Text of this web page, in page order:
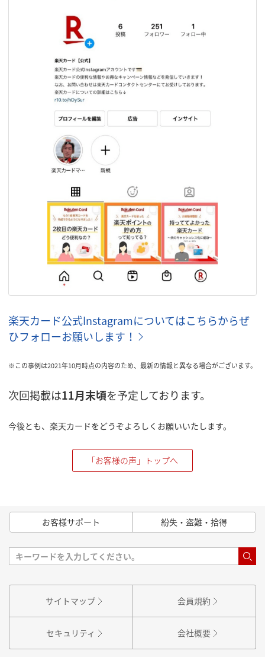
楽天カード公式Instagramについてはこちらからぜ
ひフォローお願いします！
※この事例は2021年10月時点の内容のため、最新の情報と異なる場合がございます。
次回掲載は11月末頃を予定しております。
今後とも、楽天カードをどうぞよろしくお願いいたします。
「お客様の声」トップへ
お客様サポート 紛失・盗難・拾得
サイトマップ 会員規約
セキュリティ 会社概要